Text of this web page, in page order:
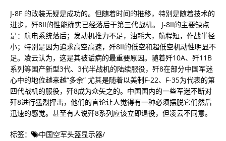
J-8F 的改装无疑是成功的。但随着时间的推移，特别是随着技术的
进步，歼8II的性能确实已经落后于第三代战机。 J-8II的主要缺点
是：航电系统落后；发动机推力不足，油耗大，航程短，作战半径
小；特别是因为追求高空高速，歼8II的低空和超低空机动性明显不
足。凌云认为，这是其被诟病的最重要原因。随着歼10A、歼11B
系列等国产新型3代、3代半战机的陆续服役，歼8在部分中国军迷
心中的地位越来越“多余” 尤其是随着以美制F-22、F-35为代表的第
四代战机的服役，歼8成为众矢之的。中国国内的一些军迷不断对
歼8进行猛烈抨击，他们的言论让人觉得有一种必须摆脱它们然后
迅速的感觉。甚至有人说歼8系列应该立即退役，但凌云不同意。
标签： 中国空军头盔显示器/